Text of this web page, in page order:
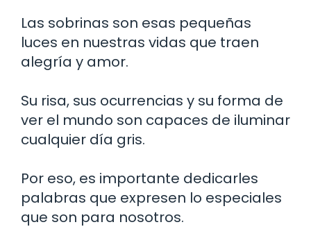
Las sobrinas son esas pequeñas
luces en nuestras vidas que traen
alegría y amor.
Su risa, sus ocurrencias y su forma de
ver el mundo son capaces de iluminar
cualquier día gris.
Por eso, es importante dedicarles
palabras que expresen lo especiales
que son para nosotros.